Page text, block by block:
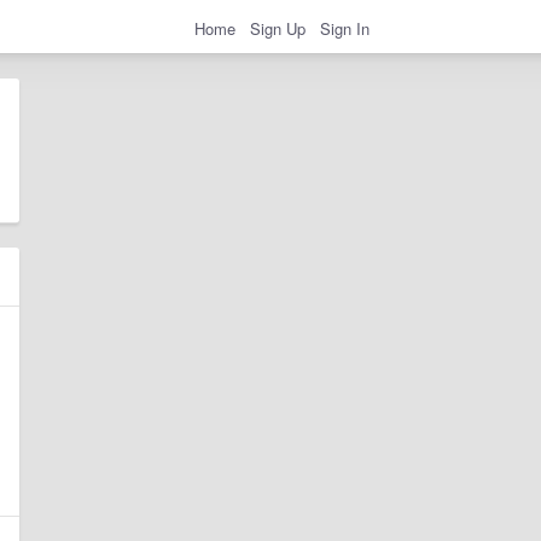
Home Sign Up Sign In